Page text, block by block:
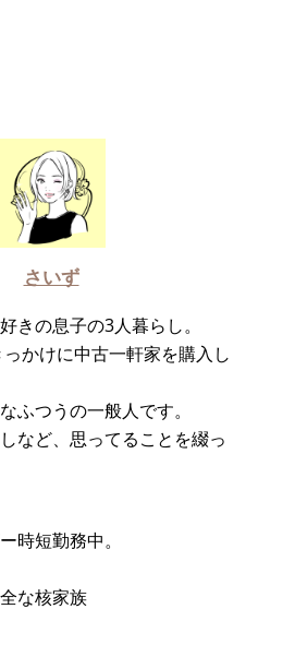
さいず
きの息子の3人暮らし。
かけに中古一軒家を購入し
ふつうの一般人です。
など、思ってることを綴っ
時短勤務中。
な核家族